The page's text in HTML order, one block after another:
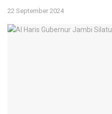
22 September 2024